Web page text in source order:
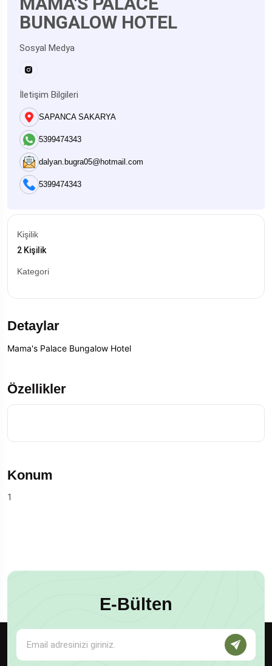
BUNGALOW HOTEL
Sosyal Medya
İletişim Bilgileri
SAPANCA SAKARYA
5399474343
dalyan.bugra05@hotmail.com
5399474343
Kişilik
2 Kişilik
Kategori
Detaylar
Mama's Palace Bungalow Hotel
Özellikler
Konum
1
E-Bülten